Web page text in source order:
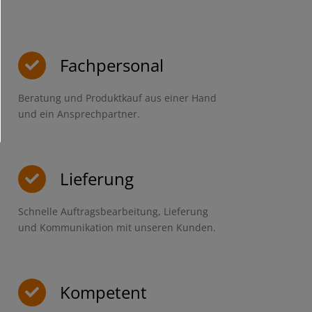
Fachpersonal
Beratung und Produktkauf aus einer Hand
und ein Ansprechpartner.
Lieferung
Schnelle Auftragsbearbeitung, Lieferung
und Kommunikation mit unseren Kunden.
Kompetent